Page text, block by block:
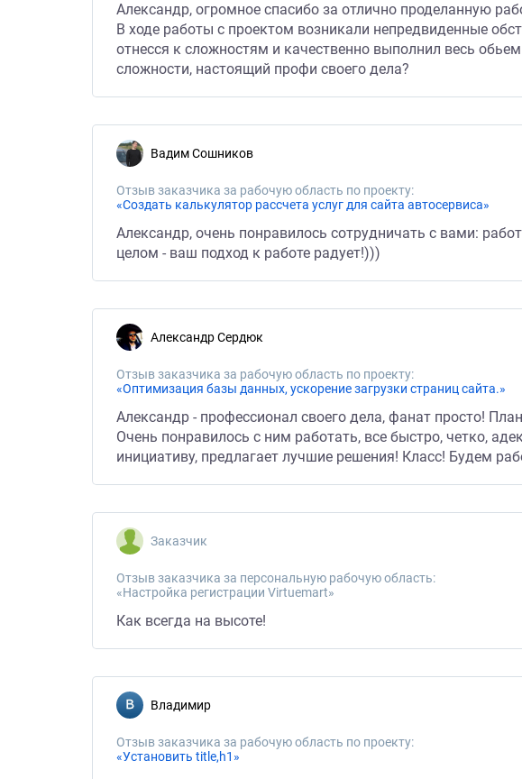
Александр, огромное спасибо за отлично проделанную
В ходе работы с проектом возникали непредвиденные
отнесся к сложностям и качественно выполнил весь
сложности, настоящий профи своего дела?
Вадим Сошников
Отзыв заказчика за рабочую область по проекту:
«Создать калькулятор рассчета услуг для сайта автосервиса»
Александр, очень понравилось сотрудничать с вами:
целом - ваш подход к работе радует!)))
Александр Сердюк
Отзыв заказчика за рабочую область по проекту:
«Оптимизация базы данных, ускорение загрузки страниц сайта.»
Александр - профессионал своего дела, фанат просто!
Очень понравилось с ним работать, все быстро, четко,
инициативу, предлагает лучшие решения! Класс! Будем
Заказчик
Отзыв заказчика за персональную рабочую область:
«Настройка регистрации Virtuemart»
Как всегда на высоте!
Владимир
Отзыв заказчика за рабочую область по проекту:
«Установить title,h1»